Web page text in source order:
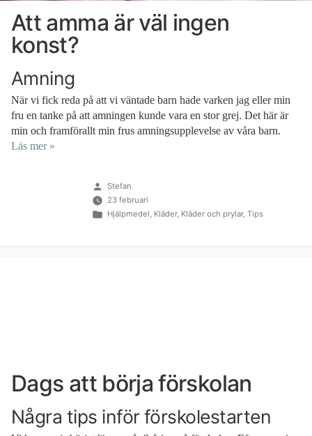
Att amma är väl ingen
konst?
Amning
När vi fick reda på att vi väntade barn hade varken jag eller min
fru en tanke på att amningen kunde vara en stor grej. Det här är
min och framförallt min frus amningsupplevelse av våra barn.
Läs mer »
Publicerat
av
Stefan
23 februari
Publicerat
Hjälpmedel, Kläder, Kläder och prylar, Tips
Dags att börja förskolan
Några tips inför förskolestarten